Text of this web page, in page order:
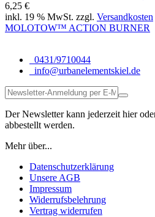
6,25 €
inkl. 19 % MwSt. zzgl. Versandkosten
MOLOTOW™ ACTION BURNER
0431/9710044
info@urbanelementskiel.de
Der Newsletter kann jederzeit hier
abbestellt werden.
Mehr über...
Datenschutzerklärung
Unsere AGB
Impressum
Widerrufsbelehrung
Vertrag widerrufen